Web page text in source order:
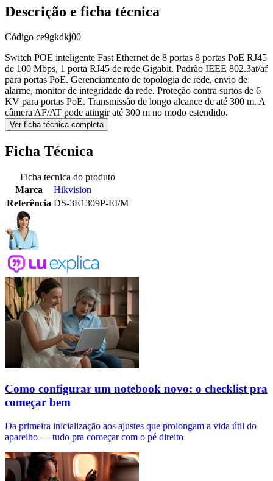
Descrição e ficha técnica
Código ce9gkdkj00
Switch POE inteligente Fast Ethernet de 8 portas 8 portas PoE RJ45
de 100 Mbps, 1 porta RJ45 de rede Gigabit. Padrão IEEE 802.3at/af
para portas PoE. Gerenciamento de topologia de rede, envio de
alarme, monitor de integridade da rede. Proteção contra surtos de 6
KV para portas PoE. Transmissão de longo alcance de até 300 m. A
câmera AF/AT pode atingir até 300 m no modo estendido.
Ver ficha técnica completa
Ficha Técnica
Ficha tecnica do produto
Marca
Hikvision
Referência DS-3E1309P-EI/M
Como configurar um notebook novo: o checklist pra
começar bem
Da primeira inicialização aos ajustes que prolongam a vida útil do
aparelho — tudo pra começar com o pé direito